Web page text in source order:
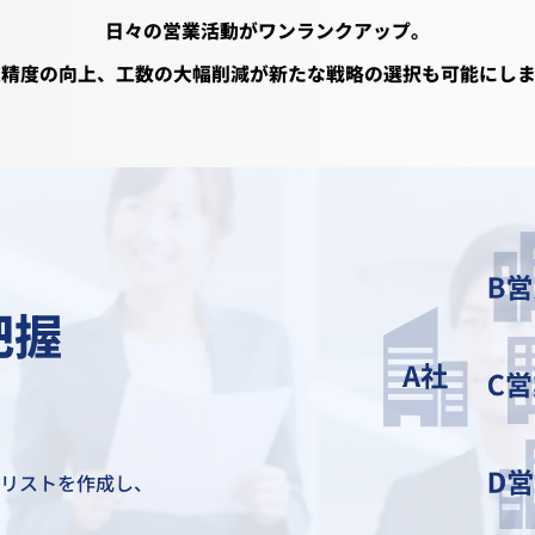
日々の営業活動がワンランクアップ。
度の向上、工数の大幅削減が新たな戦略の選択も可能にし
ストを作成し、